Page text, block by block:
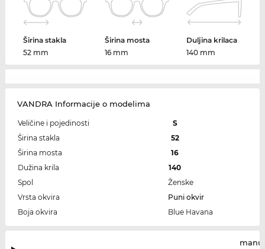
Širina stakla
52 mm
Širina mosta
16 mm
Duljina krilaca
140 mm
VANDRA Informacije o modelima
Veličine i pojedinosti
S
Širina stakla
52
Širina mosta
16
Dužina krila
140
Spol
Ženske
Vrsta okvira
Puni okvir
Boja okvira
Blue Havana